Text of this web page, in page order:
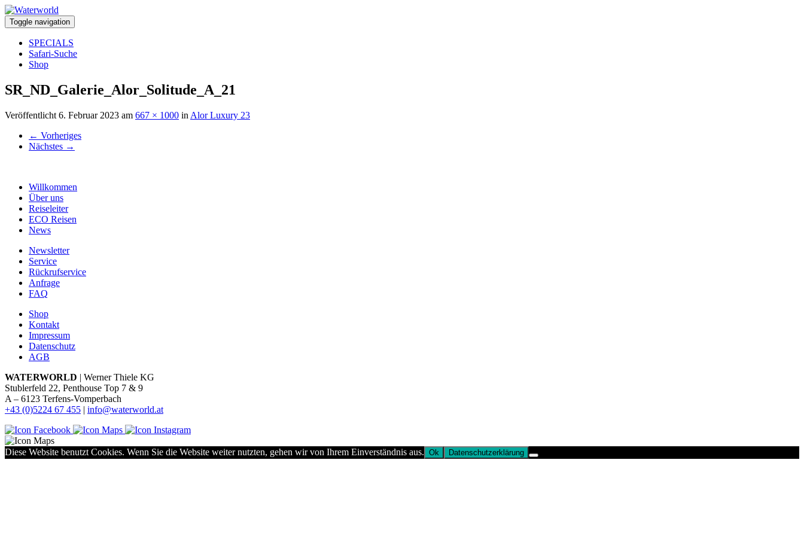
Toggle navigation
SPECIALS
Safari-Suche
Shop
SR_ND_Galerie_Alor_Solitude_A_21
Veröffentlicht 6. Februar 2023 am 667 × 1000 in Alor Luxury 23
← Vorheriges
Nächstes →
Willkommen
Über uns
Reiseleiter
ECO Reisen
News
Newsletter
Service
Rückrufservice
Anfrage
FAQ
Shop
Kontakt
Impressum
Datenschutz
AGB
WATERWORLD | Werner Thiele KG
Stublerfeld 22, Penthouse Top 7 & 9
A – 6123 Terfens-Vomperbach
+43 (0)5224 67 455 | info@waterworld.at
Diese Website benutzt Cookies. Wenn Sie die Website weiter nutzten, gehen wir von Ihrem Einverständnis aus. Ok Datenschutzerklärung